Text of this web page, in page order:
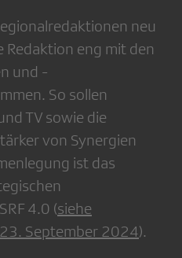
neu
eng mit den
und -
So sollen
TV sowie die
von Synergien
ist das
4.0 (siehe
September 2024).